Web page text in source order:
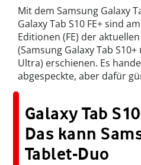
Mit dem Samsung Galaxy
Galaxy Tab S10 FE+ sind
Editionen (FE) der
(Samsung Galaxy Tab
Ultra) erschienen. Es
abgespeckte, aber dafür
Galaxy Tab
Das kann
Tablet-Duo